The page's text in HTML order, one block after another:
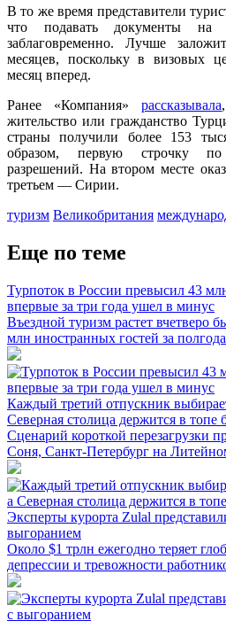
В то же время представители
что подавать документы на
заблаговременно. Лучше
месяцев, поскольку в визовых
месяц вперед.
Ранее «Компания»рассказывала
жительство или гражданство
страны получили более 153
образом, первую строчку
разрешений. На втором месте
третьем — Сирии.
туризм Великобритания
Еще по теме
Турпоток в России превысил 43
впервые за три года ушел в минус
Въездной туризм растет вчетверо
млн иностранных гостей за полгода
Каждый третий отпускник
Северная столица держится в топе
Сценарий короткой перезагрузки
Соня, Санкт-Петербург на
Эксперты курорта Zulal
выгоранием
Около $1 трлн ежегодно теряет
депрессии и тревожности